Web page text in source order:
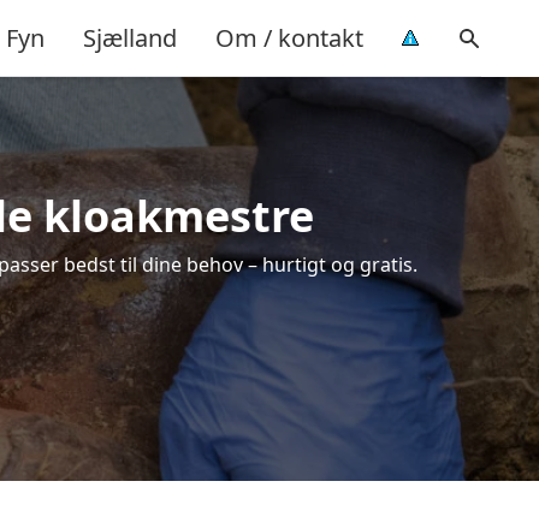
Fyn Sjælland Om / kontakt
kloakmestre
bedst til dine behov – hurtigt og gratis.